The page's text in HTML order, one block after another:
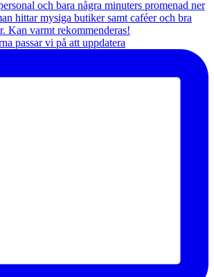
passar vi på att uppdatera